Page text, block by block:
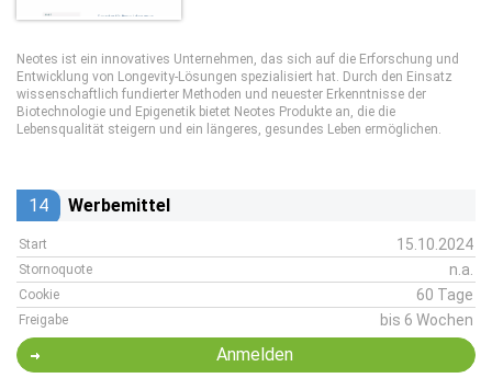
Neotes ist ein innovatives Unternehmen, das sich auf die Erforschung und
Entwicklung von Longevity-Lösungen spezialisiert hat. Durch den Einsatz
wissenschaftlich fundierter Methoden und neuester Erkenntnisse der
Biotechnologie und Epigenetik bietet Neotes Produkte an, die die
Lebensqualität steigern und ein längeres, gesundes Leben ermöglichen.
14 Werbemittel
Start 15.10.2024
Stornoquote n.a.
Cookie 60 Tage
Freigabe bis 6 Wochen
Anmelden